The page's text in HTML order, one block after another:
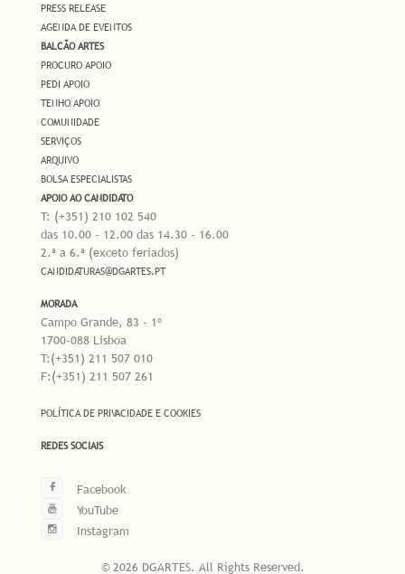
PRESS RELEASE
AGENDA DE EVENTOS
BALCÃO ARTES
PROCURO APOIO
PEDI APOIO
TENHO APOIO
COMUNIDADE
SERVIÇOS
ARQUIVO
BOLSA ESPECIALISTAS
APOIO AO CANDIDATO
T: (+351) 210 102 540
das 10.00 - 12.00 das 14.30 - 16.00
2.ª a 6.ª (exceto feriados)
CANDIDATURAS@DGARTES.PT
MORADA
Campo Grande, 83 - 1º
1700-088 Lisboa
T:(+351) 211 507 010
F:(+351) 211 507 261
POLÍTICA DE PRIVACIDADE E COOKIES
REDES SOCIAIS
Facebook
YouTube
Instagram
© 2026 DGARTES. All Rights Reserved.